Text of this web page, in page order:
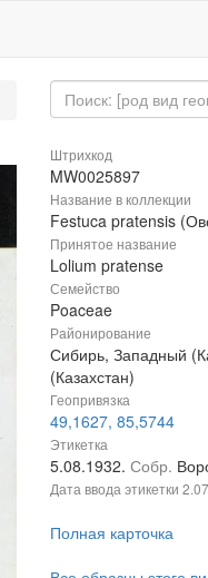
Штрихкод
MW0025897
Название в коллекции
Festuca pratensis
Принятое название
Lolium pratense
Семейство
Poaceae
Районирование
Сибирь, Западный
(Казахстан)
Геопривязка
49,1627, 85,5744
Этикетка
5.08.1932. Собр.
Дата ввода этикетки
Полная карточка